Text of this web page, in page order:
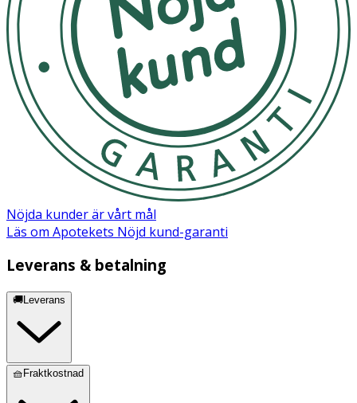
Steg 3
: Kamma för att avlägsna löss och ägg. Dela håret i
sektioner och kamma en sektion i taget. Placera
kamtänderna så nära hårbotten som möjligt och kamma
bort från hårbotten till hårtoppen. Använd klämmor för
att fästa varje sektion kammat hår. Rengör kammen
under användning genom att torka av den på en
pappersnäsduk. Släng pappersnäsduken i en
förseglingsbar påse. Kasta den förseglade påsen.
Kontrollera håret under de följande 7 till 10 dagarna. Om
löss eller ägg finns kvar, upprepa steg 1–3.
Använd inte hårtork.
Hemiskvalan, solrosolja, sorbitanolivat, bivax
Nöjda kunder är vårt mål
Läs om Apotekets Nöjd kund-garanti
Leverans & betalning
🚚Leverans
🧺Fraktkostnad